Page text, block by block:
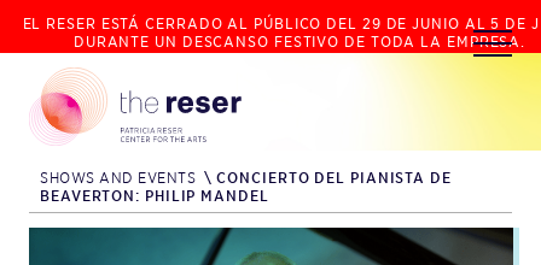
EL RESER ESTÁ CERRADO AL PÚBLICO DEL 29 DE JUNIO AL 5 DE
DURANTE UN DESCANSO FESTIVO DE TODA LA EMPRESA.
SHOWS AND EVENTS \ CONCIERTO DEL PIANISTA DE
BEAVERTON: PHILIP MANDEL